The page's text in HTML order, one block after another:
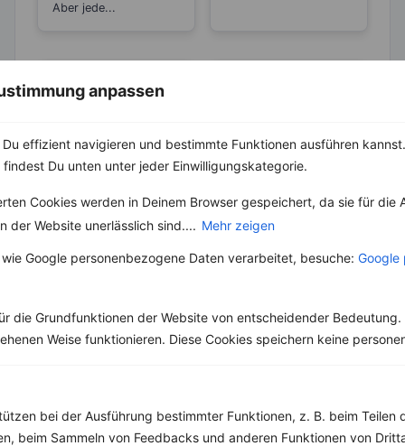
anpassen
effizient navigieren und bestimmte Funktionen ausführen
Du unten unter jeder Einwilligungskategorie.
Cookies werden in Deinem Browser gespeichert, da sie für die
der Website unerlässlich sind.... Mehr zeigen
Google personenbezogene Daten verarbeitet, besuche: Google
die Grundfunktionen der Website von entscheidender Bedeutung.
Weise funktionieren. Diese Cookies speichern keine
bei der Ausführung bestimmter Funktionen, z. B. beim Teilen
beim Sammeln von Feedbacks und anderen Funktionen von
Aber jede...
KRÄUTER & GEWÜRZE
Salz – Die
Abnehmbremse
und aus unserer Küche
denken. Der...
Pfeffer- Die
Unterschiede
Sorten
Die Heimat des echten
Klima...